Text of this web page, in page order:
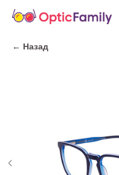
← Назад